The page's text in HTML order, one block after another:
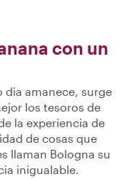
con un
dia amanece, surge
los tesoros de
la experiencia de
de cosas que
llaman Bologna su
inigualable.